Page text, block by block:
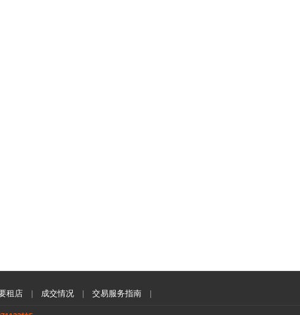
租店 成交情况 交易服务指南